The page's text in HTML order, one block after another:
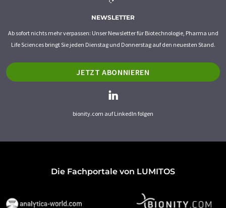
NEWSLETTER
Ab sofort nichts mehr verpassen: Unser Newsletter für Biotechnologie, Pharma und
Life Sciences bringt Sie jeden Dienstag und Donnerstag auf den neuesten Stand.
JETZT ABONNIEREN
bionity.com auf LinkedIn folgen
Die Fachportale von LUMITOS